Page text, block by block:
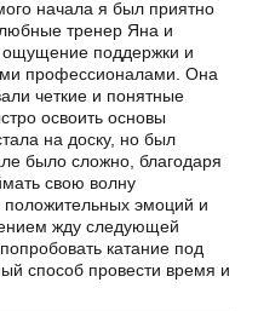
начала я был приятно
тренер Яна и
ощущение поддержки и
профессионалами. Она
четкие и понятные
освоить основы
на доску, но был
было сложно, благодаря
свою волну
эмоций и
жду следующей
катание под
способ провести время и